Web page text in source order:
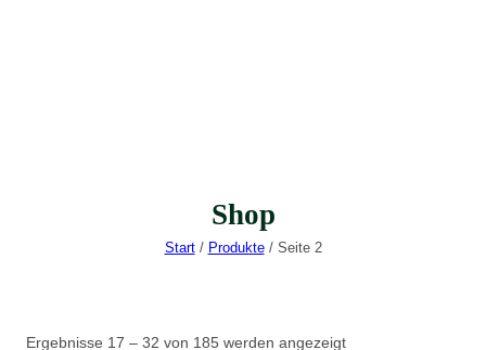
Shop
Start/ Produkte/ Seite 2
Ergebnisse 17 – 32 von 185 werden angezeigt